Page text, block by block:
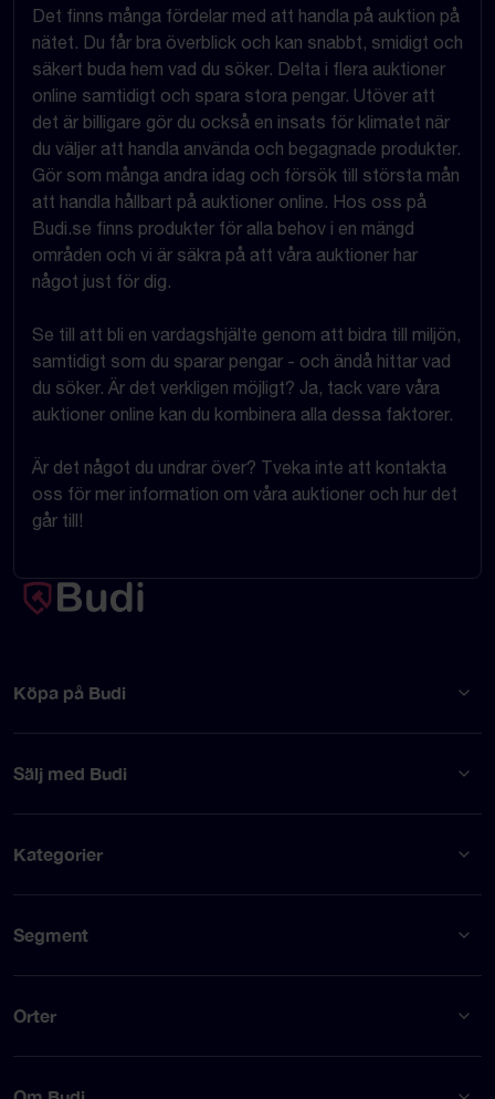
Det finns många fördelar med att handla på auktion på
nätet. Du får bra överblick och kan snabbt, smidigt och
säkert buda hem vad du söker. Delta i flera auktioner
online samtidigt och spara stora pengar. Utöver att
det är billigare gör du också en insats för klimatet när
du väljer att handla använda och begagnade produkter.
Gör som många andra idag och försök till största mån
att handla hållbart på auktioner online. Hos oss på
Budi.se finns produkter för alla behov i en mängd
områden och vi är säkra på att våra auktioner har
något just för dig.
Se till att bli en vardagshjälte genom att bidra till miljön,
samtidigt som du sparar pengar - och ändå hittar vad
du söker. Är det verkligen möjligt? Ja, tack vare våra
auktioner online kan du kombinera alla dessa faktorer.
Är det något du undrar över? Tveka inte att kontakta
oss för mer information om våra auktioner och hur det
går till!
Köpa på Budi
Sälj med Budi
Kategorier
Segment
Orter